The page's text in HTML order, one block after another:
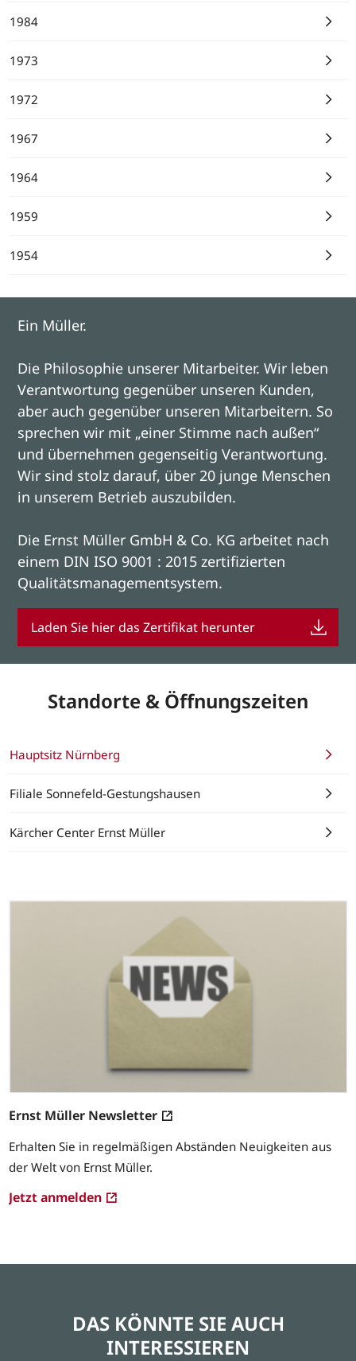
1984
1973
1972
1967
1964
1959
1954
Ein Müller.
Die Philosophie unserer Mitarbeiter. Wir leben
Verantwortung gegenüber unseren Kunden,
aber auch gegenüber unseren Mitarbeitern. So
sprechen wir mit „einer Stimme nach außen“
und übernehmen gegenseitig Verantwortung.
Wir sind stolz darauf, über 20 junge Menschen
in unserem Betrieb auszubilden.
Die Ernst Müller GmbH & Co. KG arbeitet nach
einem DIN ISO 9001 : 2015 zertifizierten
Qualitätsmanagementsystem.
Laden Sie hier das Zertifikat herunter
Standorte & Öffnungszeiten
Hauptsitz Nürnberg
Filiale Sonnefeld-Gestungshausen
Kärcher Center Ernst Müller
Ernst Müller Newsletter
Erhalten Sie in regelmäßigen Abständen Neuigkeiten aus
der Welt von Ernst Müller.
Jetzt anmelden
DAS KÖNNTE SIE AUCH
INTERESSIEREN